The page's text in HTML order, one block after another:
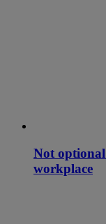
Not
workplace